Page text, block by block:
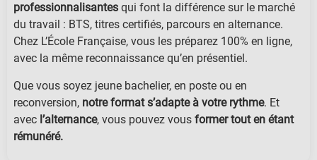
professionnalisantesqui font la différence sur le marché
du travail : BTS, titres certifiés, parcours en alternance.
Chez L’École Française, vous les préparez 100% en ligne,
avec la même reconnaissance qu’en présentiel.
Que vous soyez jeune bachelier, en poste ou en
reconversion,notre format s’adapte à votre rythme. Et
avec l’alternance, vous pouvez vousformer tout en étant
rémunéré.